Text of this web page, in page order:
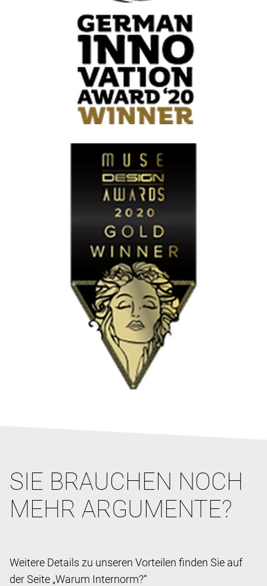
SIE BRAUCHEN NOCH
MEHR ARGUMENTE?
Weitere Details zu unseren Vorteilen finden Sie auf
der Seite „Warum Internorm?“